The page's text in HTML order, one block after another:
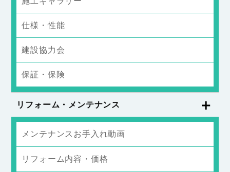
仕様・性能
建設協力会
保証・保険
リフォーム・メンテナンス
メンテナンスお手入れ動画
リフォーム内容・価格